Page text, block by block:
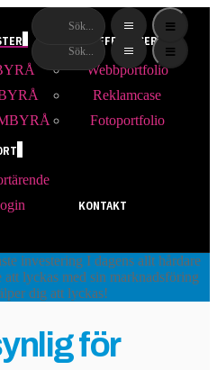
REFERENSER
Webbportfolio
Reklamcase
Fotoportfolio
KONTAKT
för